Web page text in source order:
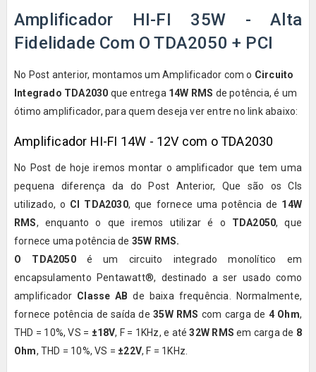
Amplificador HI-FI 35W - Alta
Fidelidade Com O TDA2050 + PCI
No Post anterior, montamos um Amplificador com o Circuito
Integrado TDA2030 que entrega 14W RMS de potência, é um
ótimo amplificador, para quem deseja ver entre no link abaixo:
Amplificador HI-FI 14W - 12V com o TDA2030
No Post de hoje iremos montar o amplificador que tem uma
pequena diferença da do Post Anterior, Que são os CIs
utilizado, o CI TDA2030, que fornece uma potência de 14W
RMS, enquanto o que iremos utilizar é o TDA2050, que
fornece uma potência de 35W RMS.
O TDA2050 é um circuito integrado monolítico em
encapsulamento Pentawatt®, destinado a ser usado como
amplificador Classe AB de baixa frequência. Normalmente,
fornece potência de saída de35W RMS com carga de 4 Ohm,
THD = 10%, VS = ±18V, F = 1KHz, e até32W RMS em carga de 8
Ohm, THD = 10%, VS = ±22V, F = 1KHz.